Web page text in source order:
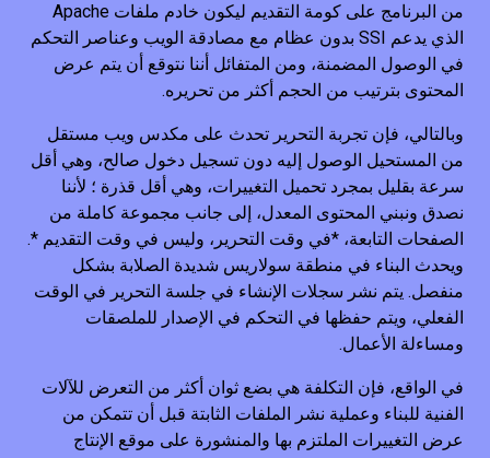
من البرنامج على كومة التقديم ليكون خادم ملفات Apache
الذي يدعم SSI بدون عظام مع مصادقة الويب وعناصر التحكم
في الوصول المضمنة، ومن المتفائل أننا نتوقع أن يتم عرض
المحتوى بترتيب من الحجم أكثر من تحريره.
وبالتالي، فإن تجربة التحرير تحدث على مكدس ويب مستقل
من المستحيل الوصول إليه دون تسجيل دخول صالح، وهي أقل
سرعة بقليل بمجرد تحميل التغييرات، وهي أقل قذرة ؛ لأننا
نصدق ونبني المحتوى المعدل، إلى جانب مجموعة كاملة من
الصفحات التابعة، *في وقت التحرير، وليس في وقت التقديم *.
ويحدث البناء في منطقة سولاريس شديدة الصلابة بشكل
منفصل. يتم نشر سجلات الإنشاء في جلسة التحرير في الوقت
الفعلي، ويتم حفظها في التحكم في الإصدار للملصقات
ومساءلة الأعمال.
في الواقع، فإن التكلفة هي بضع ثوان أكثر من التعرض للآلات
الفنية للبناء وعملية نشر الملفات الثابتة قبل أن تتمكن من
عرض التغييرات الملتزم بها والمنشورة على موقع الإنتاج